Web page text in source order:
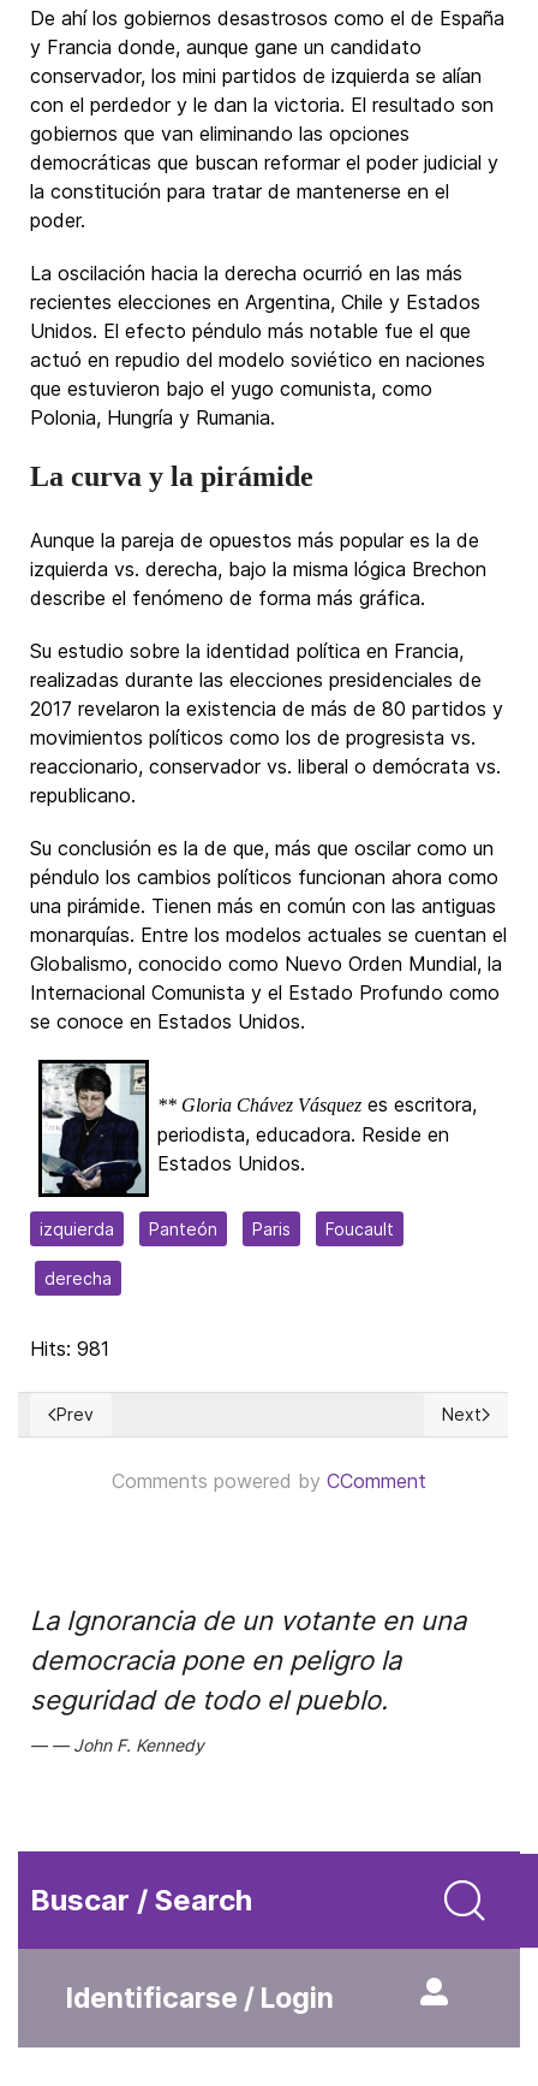
De ahí los gobiernos desastrosos como el de España
y Francia donde, aunque gane un candidato
conservador, los mini partidos de izquierda se alían
con el perdedor y le dan la victoria. El resultado son
gobiernos que van eliminando las opciones
democráticas que buscan reformar el poder judicial y
la constitución para tratar de mantenerse en el
poder.
La oscilación hacia la derecha ocurrió en las más
recientes elecciones en Argentina, Chile y Estados
Unidos. El efecto péndulo más notable fue el que
actuó en repudio del modelo soviético en naciones
que estuvieron bajo el yugo comunista, como
Polonia, Hungría y Rumania.
La curva y la pirámide
Aunque la pareja de opuestos más popular es la de
izquierda vs. derecha, bajo la misma lógica Brechon
describe el fenómeno de forma más gráfica.
Su estudio sobre la identidad política en Francia,
realizadas durante las elecciones presidenciales de
2017 revelaron la existencia de más de 80 partidos y
movimientos políticos como los de progresista vs.
reaccionario, conservador vs. liberal o demócrata vs.
republicano.
Su conclusión es la de que, más que oscilar como un
péndulo los cambios políticos funcionan ahora como
una pirámide. Tienen más en común con las antiguas
monarquías. Entre los modelos actuales se cuentan el
Globalismo, conocido como Nuevo Orden Mundial, la
Internacional Comunista y el Estado Profundo como
se conoce en Estados Unidos.
** Gloria Chávez Vásquez es escritora,
periodista, educadora. Reside en
Estados Unidos.
izquierda Panteón Paris Foucault
derecha
Hits: 981
Previous article: Populist Conservatism and Constitutional
Prev Next
Next
Comments powered by CComment
La Ignorancia de un votante en una
democracia pone en peligro la
seguridad de todo el pueblo.
John F. Kennedy
Buscar / Search
Identificarse / Login